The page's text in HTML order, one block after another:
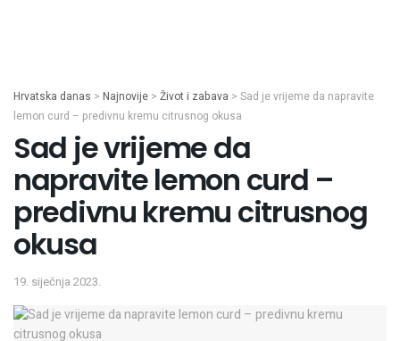
Hrvatska danas > Najnovije > Život i zabava > Sad je vrijeme da napravite
lemon curd – predivnu kremu citrusnog okusa
Sad je vrijeme da
napravite lemon curd –
predivnu kremu citrusnog
okusa
19. siječnja 2023.